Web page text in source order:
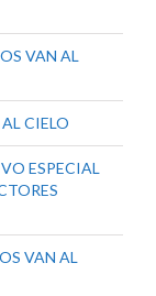
VAN AL
CIELO
ESPECIAL
VAN AL